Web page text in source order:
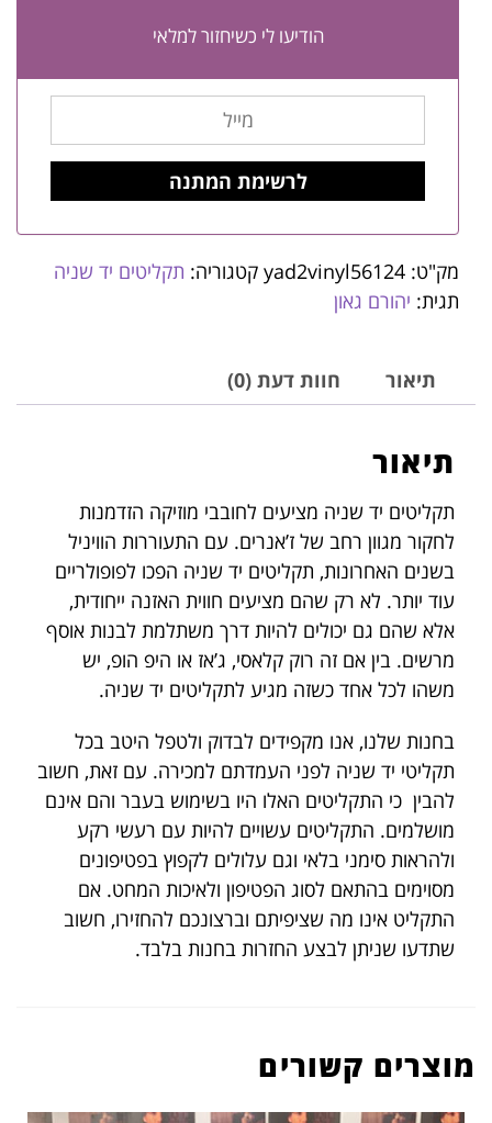
הודיעו לי כשיחזור למלאי
מק"ט: yad2vinyl56124 קטגוריה: תקליטים יד שניה
תגית: יהורם גאון
תיאור חוות דעת (0)
תיאור
תקליטים יד שניה מציעים לחובבי מוזיקה הזדמנות
לחקור מגוון רחב של ז’אנרים. עם התעוררות הוויניל
בשנים האחרונות, תקליטים יד שניה הפכו לפופולריים
עוד יותר. לא רק שהם מציעים חווית האזנה ייחודית,
אלא שהם גם יכולים להיות דרך משתלמת לבנות אוסף
מרשים. בין אם זה רוק קלאסי, ג’אז או היפ הופ, יש
משהו לכל אחד כשזה מגיע לתקליטים יד שניה.
בחנות שלנו, אנו מקפידים לבדוק ולטפל היטב בכל
תקליטי יד שניה לפני העמדתם למכירה. עם זאת, חשוב
להבין כי התקליטים האלו היו בשימוש בעבר והם אינם
מושלמים. התקליטים עשויים להיות עם רעשי רקע
ולהראות סימני בלאי וגם עלולים לקפוץ בפטיפונים
מסוימים בהתאם לסוג הפטיפון ולאיכות המחט. אם
התקליט אינו מה שציפיתם וברצונכם להחזירו, חשוב
שתדעו שניתן לבצע החזרות בחנות בלבד.
מוצרים קשורים